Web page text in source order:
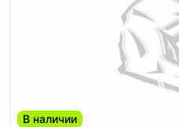
В наличии